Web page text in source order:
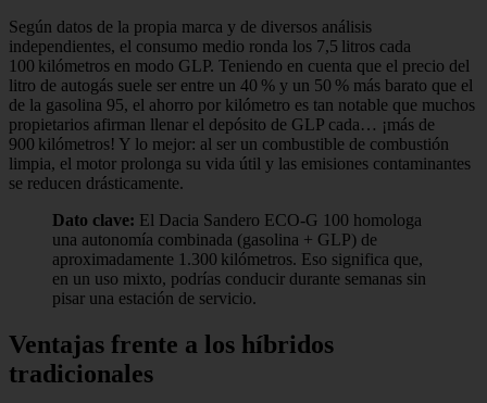
Según datos de la propia marca y de diversos análisis
independientes, el consumo medio ronda los 7,5 litros cada
100 kilómetros en modo GLP. Teniendo en cuenta que el precio del
litro de autogás suele ser entre un 40 % y un 50 % más barato que el
de la gasolina 95, el ahorro por kilómetro es tan notable que muchos
propietarios afirman llenar el depósito de GLP cada… ¡más de
900 kilómetros! Y lo mejor: al ser un combustible de combustión
limpia, el motor prolonga su vida útil y las emisiones contaminantes
se reducen drásticamente.
Dato clave: El Dacia Sandero ECO-G 100 homologa
una autonomía combinada (gasolina + GLP) de
aproximadamente 1.300 kilómetros. Eso significa que,
en un uso mixto, podrías conducir durante semanas sin
pisar una estación de servicio.
Ventajas frente a los híbridos
tradicionales